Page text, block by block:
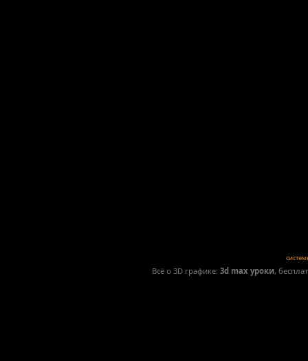
Всё о 3D графике: 3d max уроки,